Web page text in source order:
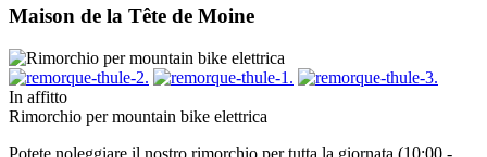
Maison de la Tête de Moine
In affitto
Rimorchio per mountain bike elettrica
Potete noleggiare il nostro rimorchio per tutta la giornata (10:00 -